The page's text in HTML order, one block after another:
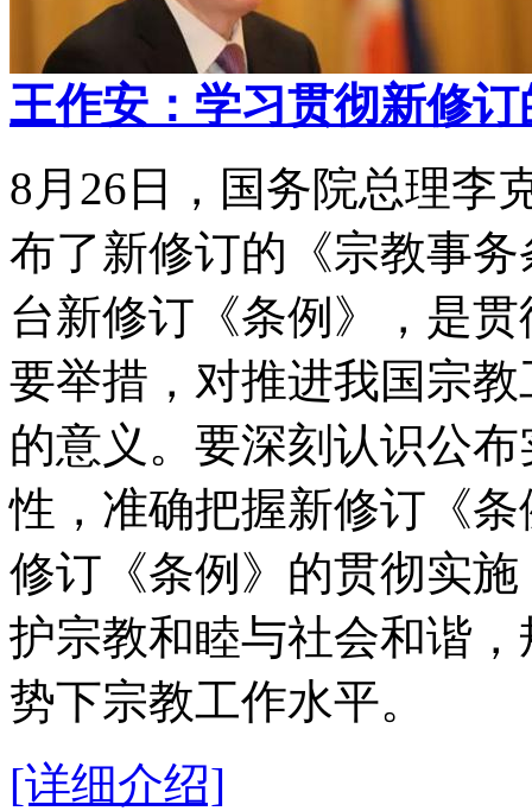
王作安：学习贯彻新修
8月26日，国务院总理李
布了新修订的《宗教事
台新修订《条例》，是
要举措，对推进我国宗
的意义。要深刻认识公
性，准确把握新修订《
修订《条例》的贯彻实
护宗教和睦与社会和谐
势下宗教工作水平。
[详细介绍]